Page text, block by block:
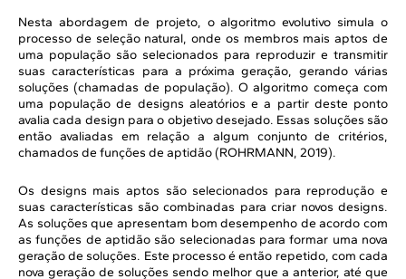
Nesta abordagem de projeto, o algoritmo evolutivo simula o
processo de seleção natural, onde os membros mais aptos de
uma população são selecionados para reproduzir e transmitir
suas características para a próxima geração, gerando várias
soluções (chamadas de população). O algoritmo começa com
uma população de designs aleatórios e a partir deste ponto
avalia cada design para o objetivo desejado. Essas soluções são
então avaliadas em relação a algum conjunto de critérios,
chamados de funções de aptidão (ROHRMANN, 2019).
Os designs mais aptos são selecionados para reprodução e
suas características são combinadas para criar novos designs.
As soluções que apresentam bom desempenho de acordo com
as funções de aptidão são selecionadas para formar uma nova
geração de soluções. Este processo é então repetido, com cada
nova geração de soluções sendo melhor que a anterior, até que